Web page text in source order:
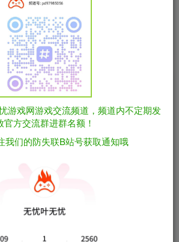
Divinities
（官中）
地/Shattered Divinities
有问题看网站顶部解压运
游戏网游戏交流频道，频道内不定期发
官方交流群进群名额！
我们的防失联B站号获取通知哦